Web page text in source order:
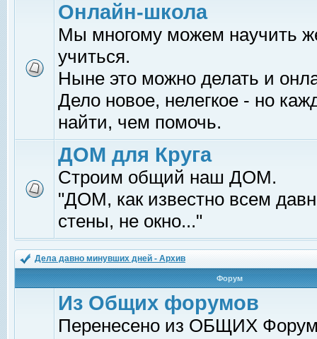
Онлайн-школа
Мы многому можем научить
учиться.
Ныне это можно делать и
Дело новое, нелегкое - но
найти, чем помочь.
ДОМ для Круга
Строим общий наш ДОМ.
"ДОМ, как известно всем
стены, не окно..."
Дела давно минувших дней - Архив
Форум
Из Общих форумов
Перенесено из ОБЩИХ